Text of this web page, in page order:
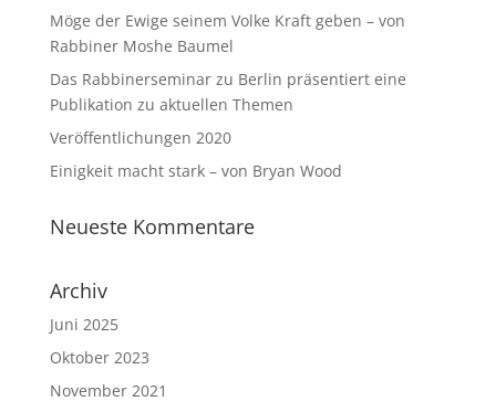
Möge der Ewige seinem Volke Kraft geben – von
Rabbiner Moshe Baumel
Das Rabbinerseminar zu Berlin präsentiert eine
Publikation zu aktuellen Themen
Veröffentlichungen 2020
Einigkeit macht stark – von Bryan Wood
Neueste Kommentare
Archiv
Juni 2025
Oktober 2023
November 2021